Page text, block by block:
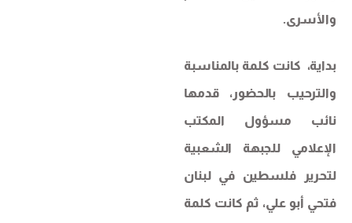
والأسرى.
بداية، كانت كلمة بالمناسبة
والترحيب بالحضور، قدمها
نائب مسؤول المكتب
الإعلامي للجبهة الشعبية
لتحرير فلسطين في لبنان
فتحي أبو علي، ثم كانت كلمة